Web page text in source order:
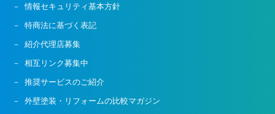
情報セキュリティ基本方針
特商法に基づく表記
紹介代理店募集
相互リンク募集中
推奨サービスのご紹介
外壁塗装・リフォームの比較マガジン